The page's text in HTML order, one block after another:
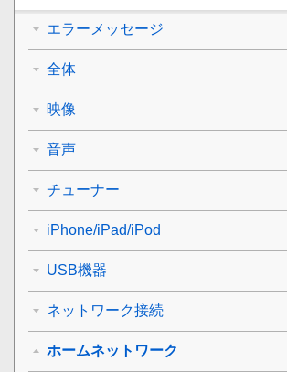
エラーメッセージ
全体
映像
音声
チューナー
iPhone/iPad/iPod
USB機器
ネットワーク接続
ホームネットワーク